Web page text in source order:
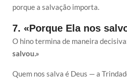
porque a salvação importa.
7. «Porque Ela nos
O hino termina de maneira
salvou.»
Quem nos salva é Deus — a